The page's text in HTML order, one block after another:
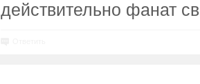
действительно фанат